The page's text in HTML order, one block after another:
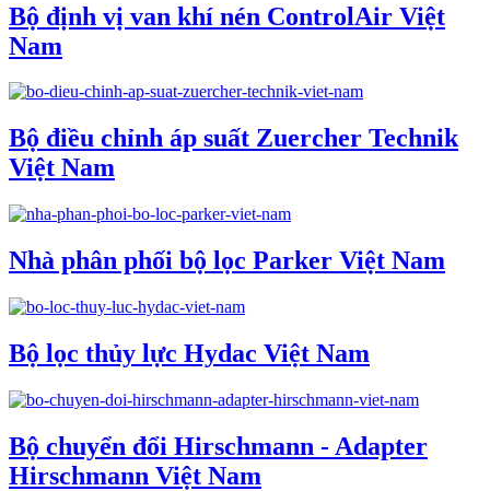
Bộ định vị van khí nén ControlAir Việt
Nam
Bộ điều chỉnh áp suất Zuercher Technik
Việt Nam
Nhà phân phối bộ lọc Parker Việt Nam
Bộ lọc thủy lực Hydac Việt Nam
Bộ chuyển đổi Hirschmann - Adapter
Hirschmann Việt Nam